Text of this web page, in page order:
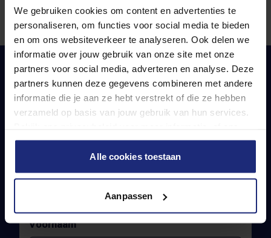
We gebruiken cookies om content en advertenties te
personaliseren, om functies voor social media te bieden
en om ons websiteverkeer te analyseren. Ook delen we
informatie over jouw gebruik van onze site met onze
partners voor social media, adverteren en analyse. Deze
partners kunnen deze gegevens combineren met andere
informatie die je aan ze hebt verstrekt of die ze hebben
verzameld op basis van jouw gebruik van hun services.
cookiebeleid om je cookievoorkeuren aan te passen.
Alle cookies toestaan
Aanpassen
Neem contact met ons
op
Neem dan gerust vrijblijvend contact met ons
Voornaam